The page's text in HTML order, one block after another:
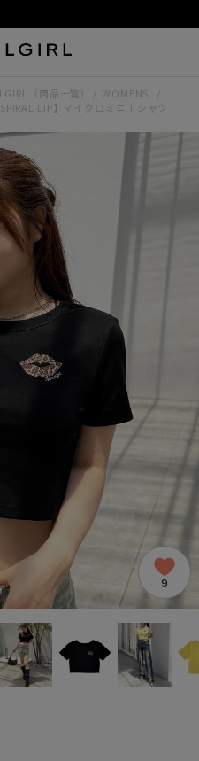
（商品一覧)
WOMENS
SPIRAL LIP】マイクロミニＴシャツ
9